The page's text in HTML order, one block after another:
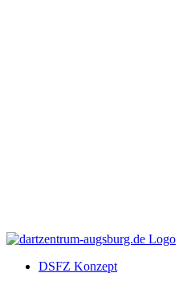
DSFZ Konzept